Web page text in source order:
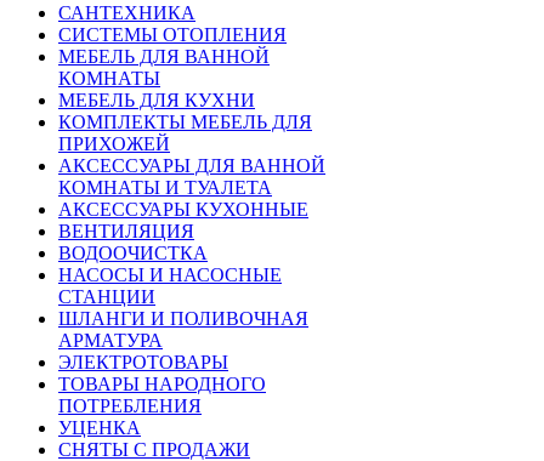
САНТЕХНИКА
СИСТЕМЫ ОТОПЛЕНИЯ
МЕБЕЛЬ ДЛЯ ВАННОЙ
КОМНАТЫ
МЕБЕЛЬ ДЛЯ КУХНИ
КОМПЛЕКТЫ МЕБЕЛЬ ДЛЯ
ПРИХОЖЕЙ
АКСЕССУАРЫ ДЛЯ ВАННОЙ
КОМНАТЫ И ТУАЛЕТА
АКСЕССУАРЫ КУХОННЫЕ
ВЕНТИЛЯЦИЯ
ВОДООЧИСТКА
НАСОСЫ И НАСОСНЫЕ
СТАНЦИИ
ШЛАНГИ И ПОЛИВОЧНАЯ
АРМАТУРА
ЭЛЕКТРОТОВАРЫ
ТОВАРЫ НАРОДНОГО
ПОТРЕБЛЕНИЯ
УЦЕНКА
СНЯТЫ С ПРОДАЖИ